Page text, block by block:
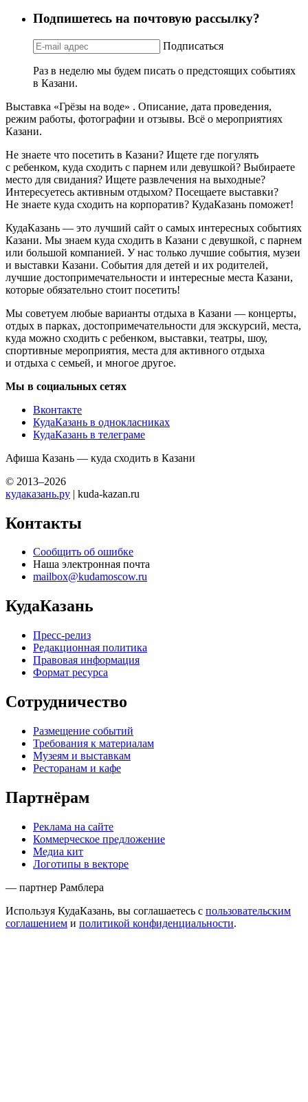
Подпишетесь на почтовую рассылку?
Подписаться
Раз в неделю мы будем писать о предстоящих событиях
в Казани.
Выставка «Грёзы на воде» . Описание, дата проведения,
режим работы, фотографии и отзывы. Всё о мероприятиях
Казани.
Не знаете что посетить в Казани? Ищете где погулять
с ребенком, куда сходить с парнем или девушкой? Выбираете
место для свидания? Ищете развлечения на выходные?
Интересуетесь активным отдыхом? Посещаете выставки?
Не знаете куда сходить на корпоратив? КудаКазань поможет!
КудаКазань — это лучший сайт о самых интересных событиях
Казани. Мы знаем куда сходить в Казани с девушкой, с парнем
или большой компанией. У нас только лучшие события, музеи
и выставки Казани. События для детей и их родителей,
лучшие достопримечательности и интересные места Казани,
которые обязательно стоит посетить!
Мы советуем любые варианты отдыха в Казани — концерты,
отдых в парках, достопримечательности для экскурсий, места,
куда можно сходить с ребенком, выставки, театры, шоу,
спортивные мероприятия, места для активного отдыха
и отдыха с семьей, и многое другое.
Мы в социальных сетях
Вконтакте
КудаКазань в однокласниках
КудаКазань в телеграме
Афиша Казань — куда сходить в Казани
© 2013–2026
кудаказань.ру | kuda-kazan.ru
Контакты
Сообщить об ошибке
Наша электронная почта
mailbox@kudamoscow.ru
КудаКазань
Пресс-релиз
Редакционная политика
Правовая информация
Формат ресурса
Сотрудничество
Размещение событий
Требования к материалам
Музеям и выставкам
Ресторанам и кафе
Партнёрам
Реклама на сайте
Коммерческое предложение
Медиа кит
Логотипы в векторе
— партнер Рамблера
Используя КудаКазань, вы соглашаетесь с пользовательским
соглашением и политикой конфиденциальности.